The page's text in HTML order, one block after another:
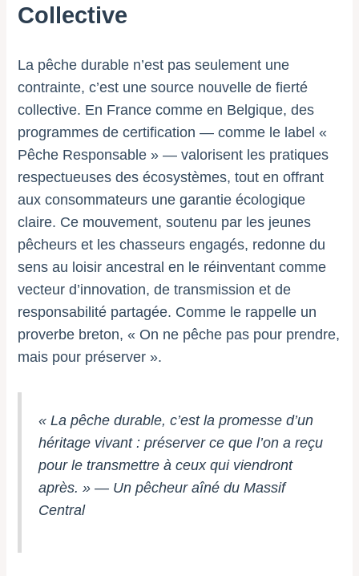
Collective
La pêche durable n’est pas seulement une
contrainte, c’est une source nouvelle de fierté
collective. En France comme en Belgique, des
programmes de certification — comme le label «
Pêche Responsable » — valorisent les pratiques
respectueuses des écosystèmes, tout en offrant
aux consommateurs une garantie écologique
claire. Ce mouvement, soutenu par les jeunes
pêcheurs et les chasseurs engagés, redonne du
sens au loisir ancestral en le réinventant comme
vecteur d’innovation, de transmission et de
responsabilité partagée. Comme le rappelle un
proverbe breton, « On ne pêche pas pour prendre,
mais pour préserver ».
« La pêche durable, c’est la promesse d’un
héritage vivant : préserver ce que l’on a reçu
pour le transmettre à ceux qui viendront
après. » — Un pêcheur aîné du Massif
Central